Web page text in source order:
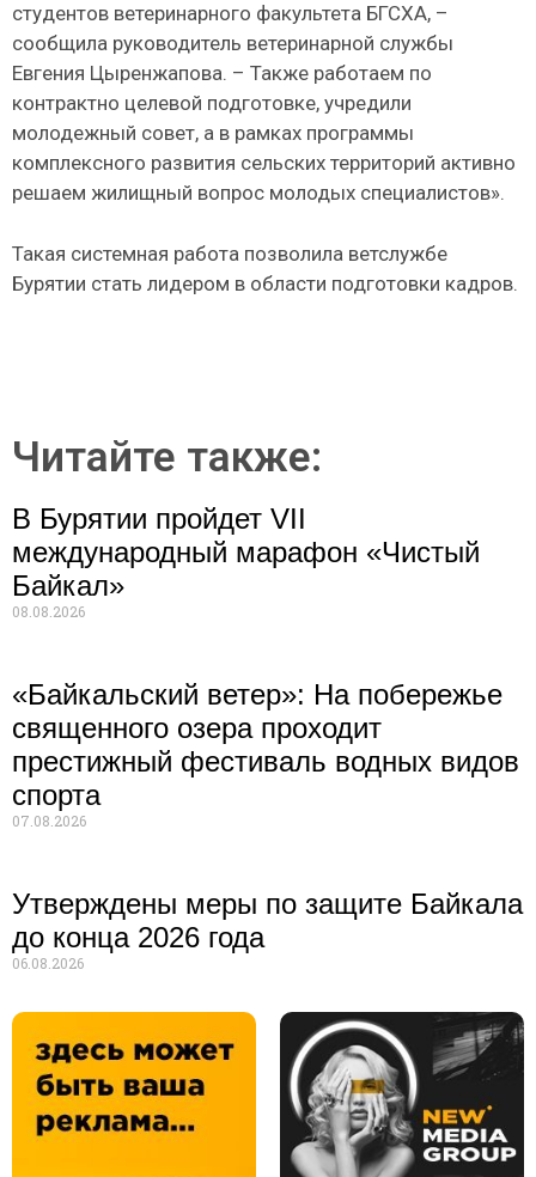
студентов ветеринарного факультета БГСХА, –
сообщила руководитель ветеринарной службы
Евгения Цыренжапова. – Также работаем по
контрактно целевой подготовке, учредили
молодежный совет, а в рамках программы
комплексного развития сельских территорий активно
решаем жилищный вопрос молодых специалистов».
Такая системная работа позволила ветслужбе
Бурятии стать лидером в области подготовки кадров.
Читайте также:
В Бурятии пройдет VII
международный марафон «Чистый
Байкал»
08.08.2026
«Байкальский ветер»: На побережье
священного озера проходит
престижный фестиваль водных видов
спорта
07.08.2026
Утверждены меры по защите Байкала
до конца 2026 года
06.08.2026